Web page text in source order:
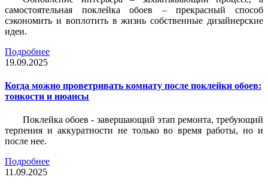
самостоятельная поклейка обоев – прекрасный способ
сэкономить и воплотить в жизнь собственные дизайнерские
идеи.
Подробнее
19.09.2025
Когда можно проветривать комнату после поклейки обоев:
тонкости и нюансы
Поклейка обоев - завершающий этап ремонта, требующий
терпения и аккуратности не только во время работы, но и
после нее.
Подробнее
11.09.2025